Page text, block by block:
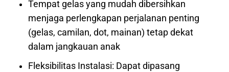
Tempat gelas yang mudah dibersihkan
menjaga perlengkapan perjalanan penting
(gelas, camilan, dot, mainan) tetap dekat
dalam jangkauan anak
Fleksibilitas Instalasi: Dapat dipasang